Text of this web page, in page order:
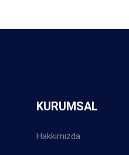
KURUMSAL
Hakkımızda